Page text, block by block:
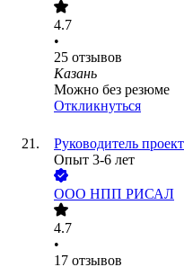
4.7
•
25 отзывов
Казань
Можно без резюме
Откликнуться
Руководитель
Опыт 3-6 лет
ООО НПП РИСАЛ
4.7
•
17 отзывов